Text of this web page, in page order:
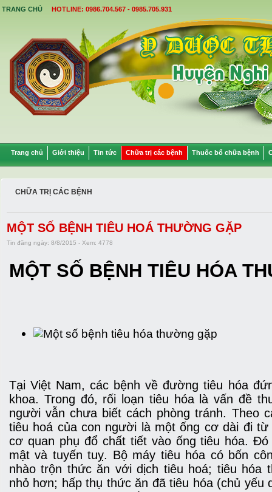
TRANG CHỦ HOTLINE: 0986.704.567 - 0985.705.931
Trang chủ Giới thiệu Tin tức Chữa trị các bệnh Thuốc bổ chữa bệnh
CHỮA TRỊ CÁC BỆNH
MỘT SỐ BỆNH TIÊU HOÁ THƯỜNG GẶP
Tin đăng ngày: 8/8/2015 - Xem: 4778
MỘT SỐ BỆNH TIÊU HÓA
Tại Việt Nam, các bệnh về đường tiêu hóa
khoa. Trong đó, rối loạn tiêu hóa là vấn đề
người vẫn chưa biết cách phòng tránh. Theo
tiêu hoá của con người là một ống cơ dài đi
cơ quan phụ đổ chất tiết vào ống tiêu hóa.
mật và tuyến tuỵ. Bộ máy tiêu hóa có bốn
nhào trộn thức ăn với dịch tiêu hoá; tiêu hóa
nhỏ hơn; hấp thụ thức ăn đã tiêu hóa (chủ yếu